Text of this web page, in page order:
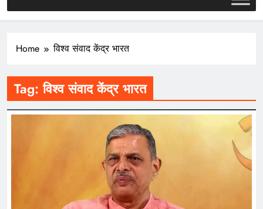
Home विश्व संवाद केंद्र भारत
Tag:विश्व संवाद केंद्र भारत